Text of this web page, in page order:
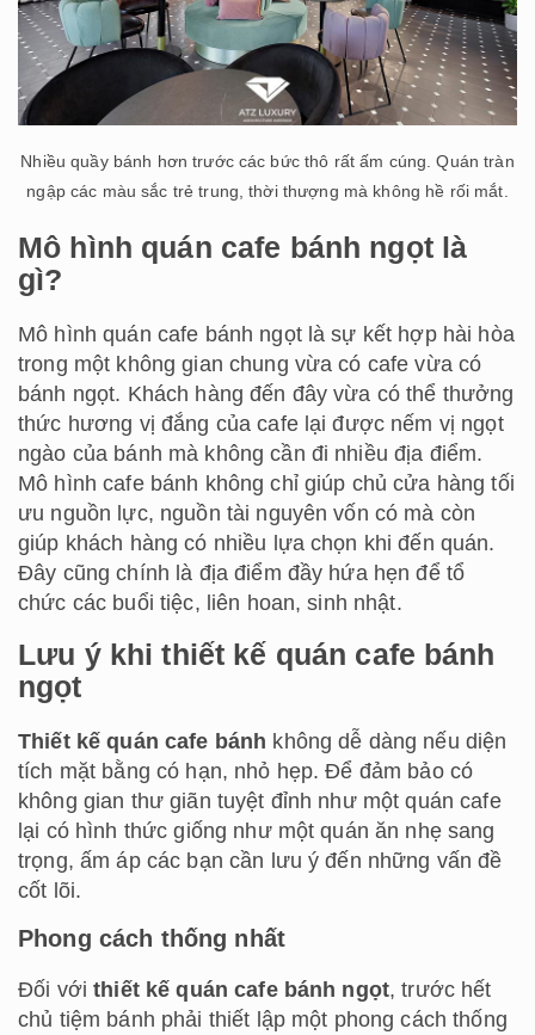
Nhiều quầy bánh hơn trước các bức thô rất ấm cúng. Quán tràn
ngập các màu sắc trẻ trung, thời thượng mà không hề rối mắt.
Mô hình quán cafe bánh ngọt là
gì?
Mô hình quán cafe bánh ngọt là sự kết hợp hài hòa
trong một không gian chung vừa có cafe vừa có
bánh ngọt. Khách hàng đến đây vừa có thể thưởng
thức hương vị đắng của cafe lại được nếm vị ngọt
ngào của bánh mà không cần đi nhiều địa điểm.
Mô hình cafe bánh không chỉ giúp chủ cửa hàng tối
ưu nguồn lực, nguồn tài nguyên vốn có mà còn
giúp khách hàng có nhiều lựa chọn khi đến quán.
Đây cũng chính là địa điểm đầy hứa hẹn để tổ
chức các buổi tiệc, liên hoan, sinh nhật.
Lưu ý khi thiết kế quán cafe bánh
ngọt
Thiết kế quán cafe bánh không dễ dàng nếu diện
tích mặt bằng có hạn, nhỏ hẹp. Để đảm bảo có
không gian thư giãn tuyệt đỉnh như một quán cafe
lại có hình thức giống như một quán ăn nhẹ sang
trọng, ấm áp các bạn cần lưu ý đến những vấn đề
cốt lõi.
Phong cách thống nhất
Đối với thiết kế quán cafe bánh ngọt, trước hết
chủ tiệm bánh phải thiết lập một phong cách thống